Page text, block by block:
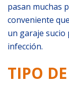
pasan muchas
conveniente
un garaje sucio
infección.
TIPO